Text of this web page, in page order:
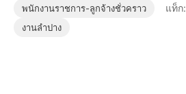
พนักงานราชการ-ลูกจ้างชั่วคราว
แท็ก:
งานลำปาง